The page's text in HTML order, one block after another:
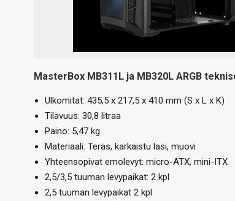
MasterBox MB311L ja MB320L ARGB
Ulkomitat: 435,5 x 217,5 x 410 mm (S x L x K)
Tilavuus: 30,8 litraa
Paino: 5,47 kg
Materiaali: Teräs, karkaistu lasi, muovi
Yhteensopivat emolevyt: micro-ATX, mini-ITX
2,5/3,5 tuuman levypaikat: 2 kpl
2,5 tuuman levypaikat 2 kpl